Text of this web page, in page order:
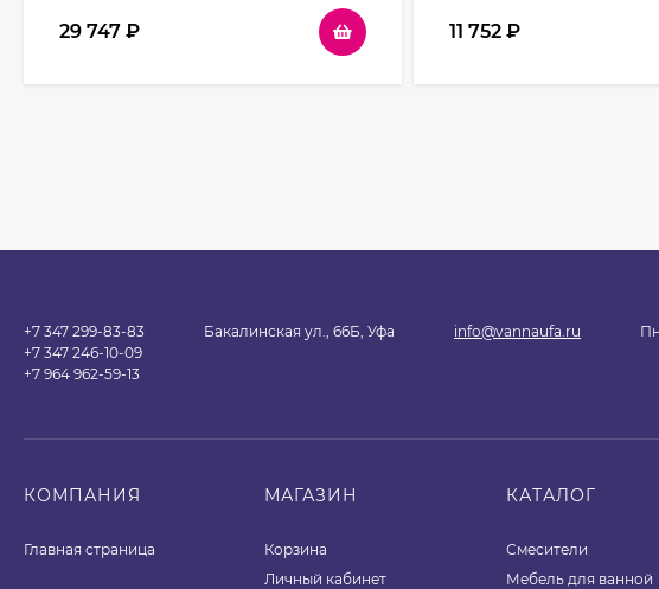
29 747 ₽ 11 752 ₽
+7 347 299-83-83
+7 347 246-10-09
+7 964 962-59-13
Бакалинская ул., 66Б, Уфа info@vannaufa.ru
КОМПАНИЯ
Главная страница
МАГАЗИН
Корзина
Личный кабинет
КАТАЛОГ
Смесители
Мебель для ванной